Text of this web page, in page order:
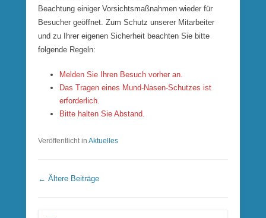
Beachtung einiger Vorsichtsmaßnahmen wieder für
Besucher geöffnet. Zum Schutz unserer Mitarbeiter
und zu Ihrer eigenen Sicherheit beachten Sie bitte
folgende Regeln:
Melden Sie Ihren Besuch vorher an.
Das Tragen eines Mund-Nasen-Schutzes ist
erforderlich.
Bitte halten Sie Abstand.
Veröffentlicht in Aktuelles
Beitrags Übersicht
← Ältere Beiträge